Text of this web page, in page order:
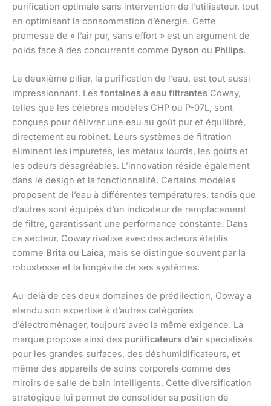
purification optimale sans intervention de l’utilisateur, tout
en optimisant la consommation d’énergie. Cette
promesse de « l’air pur, sans effort » est un argument de
poids face à des concurrents comme Dyson ou Philips.
Le deuxième pilier, la purification de l’eau, est tout aussi
impressionnant. Les fontaines à eau filtrantes Coway,
telles que les célèbres modèles CHP ou P-07L, sont
conçues pour délivrer une eau au goût pur et équilibré,
directement au robinet. Leurs systèmes de filtration
éliminent les impuretés, les métaux lourds, les goûts et
les odeurs désagréables. L’innovation réside également
dans le design et la fonctionnalité. Certains modèles
proposent de l’eau à différentes températures, tandis que
d’autres sont équipés d’un indicateur de remplacement
de filtre, garantissant une performance constante. Dans
ce secteur, Coway rivalise avec des acteurs établis
comme Brita ou Laica, mais se distingue souvent par la
robustesse et la longévité de ses systèmes.
Au-delà de ces deux domaines de prédilection, Coway a
étendu son expertise à d’autres catégories
d’électroménager, toujours avec la même exigence. La
marque propose ainsi des puriificateurs d’air spécialisés
pour les grandes surfaces, des déshumidificateurs, et
même des appareils de soins corporels comme des
miroirs de salle de bain intelligents. Cette diversification
stratégique lui permet de consolider sa position de